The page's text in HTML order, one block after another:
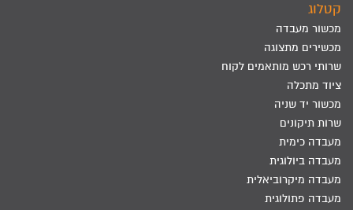
קטלוג
מכשור מעבדה
מכשירים מתצוגה
שרותי רכש מותאמים לקוח
ציוד מתכלה
מכשור יד שניה
שרות תיקונים
מעבדה כימית
מעבדה ביולוגית
מעבדה מיקרוביאלית
מעבדה פתולוגית